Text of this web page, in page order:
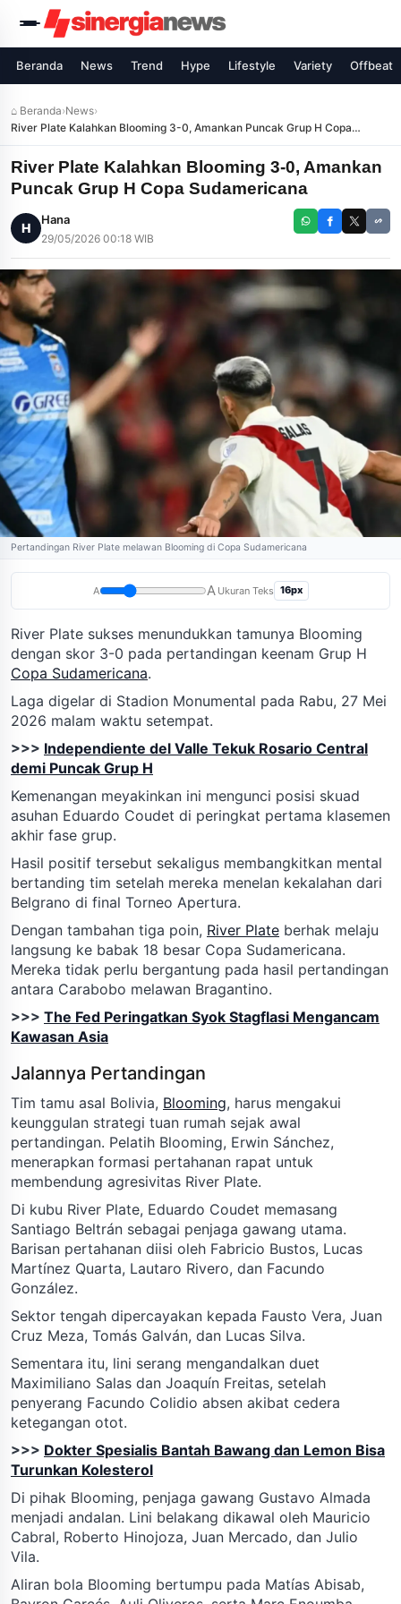
Beranda News Trend Hype Lifestyle Variety Offbeat
⌂ Beranda›News›
River Plate Kalahkan Blooming 3-0, Amankan Puncak Grup H Copa
Sudamericana
River Plate Kalahkan Blooming 3-0, Amankan
Puncak Grup H Copa Sudamericana
H
Hana
29/05/2026 00:18 WIB
Pertandingan River Plate melawan Blooming di Copa Sudamericana
A A Ukuran Teks 16px
River Plate sukses menundukkan tamunya Blooming
dengan skor 3-0 pada pertandingan keenam Grup H
Copa Sudamericana.
Laga digelar di Stadion Monumental pada Rabu, 27 Mei
2026 malam waktu setempat.
>>> Independiente del Valle Tekuk Rosario Central
demi Puncak Grup H
Kemenangan meyakinkan ini mengunci posisi skuad
asuhan Eduardo Coudet di peringkat pertama klasemen
akhir fase grup.
Hasil positif tersebut sekaligus membangkitkan mental
bertanding tim setelah mereka menelan kekalahan dari
Belgrano di final Torneo Apertura.
Dengan tambahan tiga poin, River Plate berhak melaju
langsung ke babak 18 besar Copa Sudamericana.
Mereka tidak perlu bergantung pada hasil pertandingan
antara Carabobo melawan Bragantino.
>>> The Fed Peringatkan Syok Stagflasi Mengancam
Kawasan Asia
Jalannya Pertandingan
Tim tamu asal Bolivia, Blooming, harus mengakui
keunggulan strategi tuan rumah sejak awal
pertandingan. Pelatih Blooming, Erwin Sánchez,
menerapkan formasi pertahanan rapat untuk
membendung agresivitas River Plate.
Di kubu River Plate, Eduardo Coudet memasang
Santiago Beltrán sebagai penjaga gawang utama.
Barisan pertahanan diisi oleh Fabricio Bustos, Lucas
Martínez Quarta, Lautaro Rivero, dan Facundo
González.
Sektor tengah dipercayakan kepada Fausto Vera, Juan
Cruz Meza, Tomás Galván, dan Lucas Silva.
Sementara itu, lini serang mengandalkan duet
Maximiliano Salas dan Joaquín Freitas, setelah
penyerang Facundo Colidio absen akibat cedera
ketegangan otot.
>>> Dokter Spesialis Bantah Bawang dan Lemon Bisa
Turunkan Kolesterol
Di pihak Blooming, penjaga gawang Gustavo Almada
menjadi andalan. Lini belakang dikawal oleh Mauricio
Cabral, Roberto Hinojoza, Juan Mercado, dan Julio
Vila.
Aliran bola Blooming bertumpu pada Matías Abisab,